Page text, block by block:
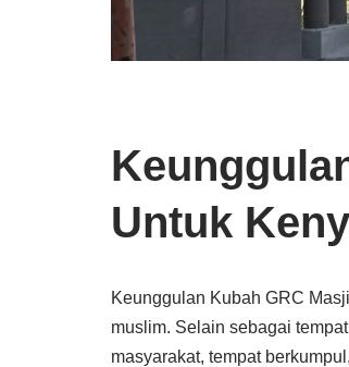
Untuk
Keunggulan Kubah GRC
muslim. Selain sebagai
masyarakat, tempat